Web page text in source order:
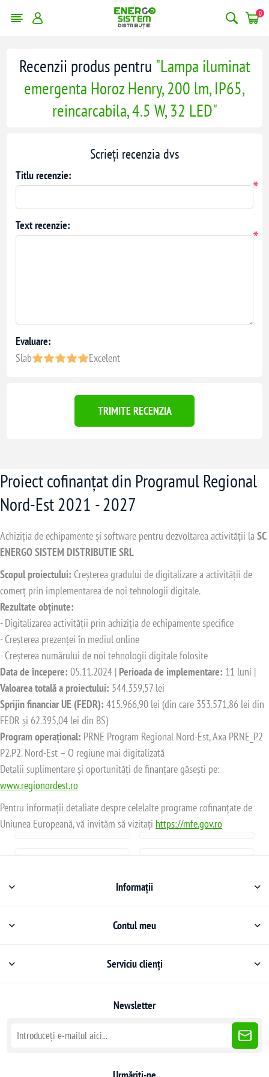
0
Recenzii produs pentru Lampa iluminat
emergenta Horoz Henry, 200 lm, IP65,
reincarcabila, 4.5 W, 32 LED
Scrieți recenzia dvs
Titlu recenzie:
*
Text recenzie:
*
Evaluare:
Slab
Excelent
TRIMITE RECENZIA
Proiect cofinanțat din Programul Regional
Nord-Est 2021 - 2027
Achiziția de echipamente și software pentru dezvoltarea activității laSC
ENERGO SISTEM DISTRIBUTIE SRL
Scopul proiectului: Creșterea gradului de digitalizare a activității de
comerț prin implementarea de noi tehnologii digitale.
Rezultate obținute:
- Digitalizarea activității prin achiziția de echipamente specifice
- Creșterea prezenței în mediul online
- Creșterea numărului de noi tehnologii digitale folosite
Data de începere: 05.11.2024 | Perioada de implementare: 11 luni |
Valoarea totală a proiectului: 544.359,57 lei
Sprijin financiar UE (FEDR): 415.966,90 lei (din care 353.571,86 lei din
FEDR și 62.395,04 lei din BS)
Program operațional: PRNE Program Regional Nord-Est, Axa PRNE_P2
P2.P2. Nord-Est – O regiune mai digitalizată
Detalii suplimentare și oportunități de finanțare găsești pe:
www.regionordest.ro
Pentru informații detaliate despre celelalte programe cofinanțate de
Uniunea Europeană, vă invităm să vizitați https://mfe.gov.ro
Informații
Contul meu
Serviciu clienți
Newsletter